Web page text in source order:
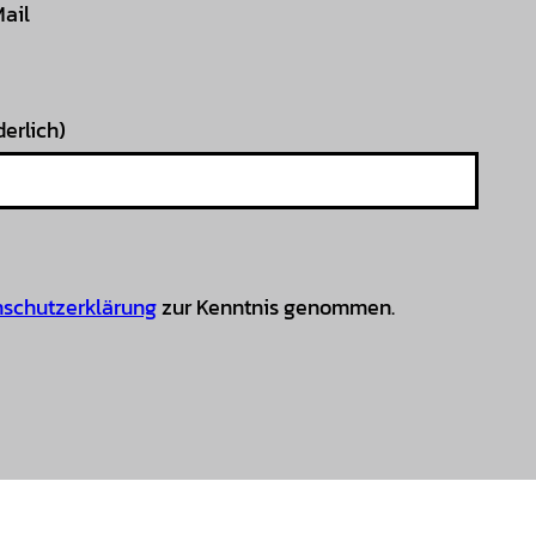
zur Kenntnis genommen.